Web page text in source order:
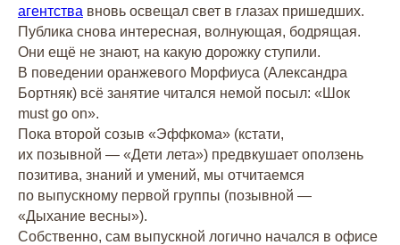
агентства вновь освещал свет в глазах пришедших.
Публика снова интересная, волнующая, бодрящая.
Они ещё не знают, на какую дорожку ступили.
В поведении оранжевого Морфиуса (Александра
Бортняк) всё занятие читался немой посыл: «Шок
must go on».
Пока второй созыв «Эффкома» (кстати,
их позывной — «Дети лета») предвкушает оползень
позитива, знаний и умений, мы отчитаемся
по выпускному первой группы (позывной —
«Дыхание весны»).
Собственно, сам выпускной логично начался в офисе